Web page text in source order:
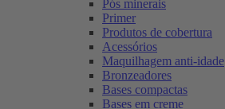
Pós minerais
Primer
Produtos de cobertura
Acessórios
Maquilhagem anti-idade
Bronzeadores
Bases compactas
Bases em creme